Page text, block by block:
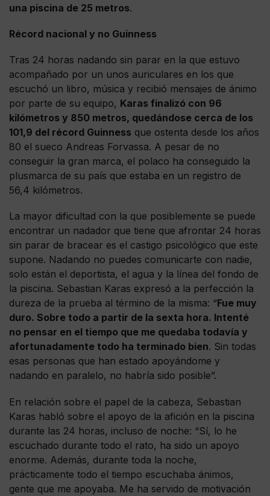
una piscina de 25 metros.
Récord nacional y no Guinness
Tras 24 horas nadando sin parar en la que estuvo
acompañado por un unos auriculares en los que
escuchó un libro, música y recibió mensajes de ánimo
por parte de su equipo, Karas finalizó con 96
kilómetros y 850 metros, quedándose cerca de los
101,9 del récord Guinness que ostenta desde los años
80 el sueco Andreas Forvassa. A pesar de no
conseguir la gran marca, el polaco ha conseguido la
plusmarca de su país que estaba en un registro de
56,4 kilómetros.
La mayor dificultad con la que posiblemente se puede
encontrar un nadador que tiene que afrontar 24 horas
sin parar de bracear es el castigo psicológico que este
supone. Nadando no puedes comunicarte con nadie,
solo están el deportista, el agua y la línea del fondo de
la piscina. Sebastian Karas expresó a la perfección la
dureza de la prueba al término de la misma: “Fue muy
duro. Sobre todo a partir de la sexta hora. Intenté
no pensar en el tiempo que me quedaba todavía y
afortunadamente todo ha terminado bien. Sin todas
esas personas que han estado apoyándome y
nadando en paralelo, no habría sido posible”.
En relación sobre el papel de la cabeza, Sebastian
Karas habló sobre el apoyo de la afición en la piscina
durante las 24 horas, incluso de noche: “Sí, lo he
escuchado durante todo el rato, ha sido un apoyo
enorme. Además, durante toda la noche,
prácticamente todo el tiempo escuchaba ánimos,
gente que me apoyaba. Me ha servido de motivación